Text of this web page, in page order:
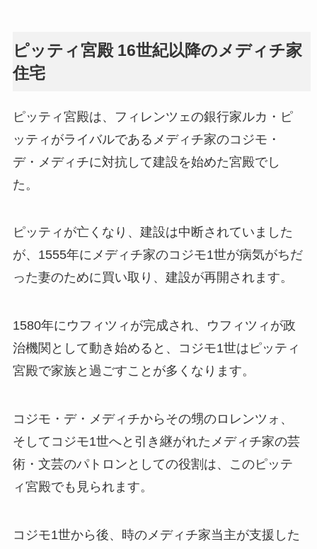
ピッティ宮殿 16世紀以降のメディチ家
住宅
ピッティ宮殿は、フィレンツェの銀行家ルカ・ピ
ッティがライバルであるメディチ家のコジモ・
デ・メディチに対抗して建設を始めた宮殿でし
た。
ピッティが亡くなり、建設は中断されていました
が、1555年にメディチ家のコジモ1世が病気がちだ
った妻のために買い取り、建設が再開されます。
1580年にウフィツィが完成され、ウフィツィが政
治機関として動き始めると、コジモ1世はピッティ
宮殿で家族と過ごすことが多くなります。
コジモ・デ・メディチからその甥のロレンツォ、
そしてコジモ1世へと引き継がれたメディチ家の芸
術・文芸のパトロンとしての役割は、このピッテ
ィ宮殿でも見られます。
コジモ1世から後、時のメディチ家当主が支援した